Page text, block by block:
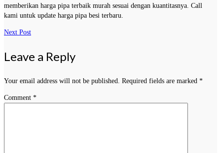
memberikan harga pipa terbaik murah sesuai dengan kuantitasnya. Call
kami untuk update harga pipa besi terbaru.
Next Post
Leave a Reply
Your email address will not be published. Required fields are marked *
Comment *